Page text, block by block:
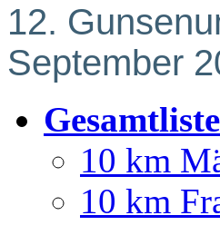
12.
September
10 km
10 km